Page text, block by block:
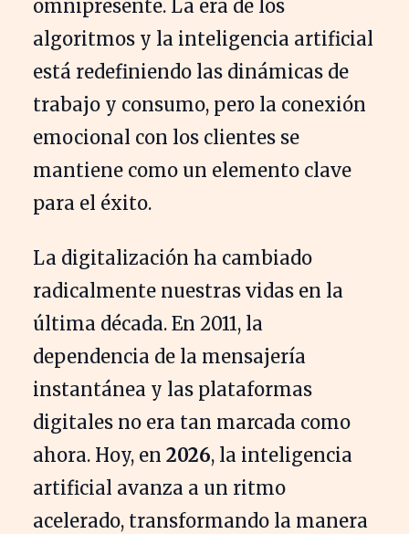
omnipresente. La era de los
algoritmos y la inteligencia artificial
está redefiniendo las dinámicas de
trabajo y consumo, pero la conexión
emocional con los clientes se
mantiene como un elemento clave
para el éxito.
La digitalización ha cambiado
radicalmente nuestras vidas en la
última década. En 2011, la
dependencia de la mensajería
instantánea y las plataformas
digitales no era tan marcada como
ahora. Hoy, en 2026, la inteligencia
artificial avanza a un ritmo
acelerado, transformando la manera